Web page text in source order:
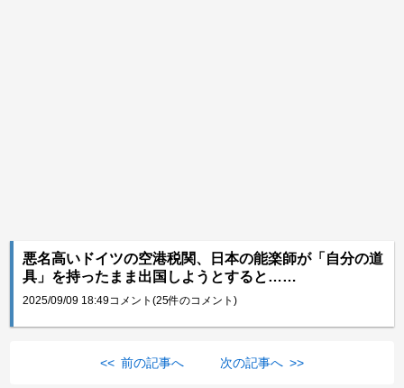
悪名高いドイツの空港税関、日本の能楽師が「自分の道
具」を持ったまま出国しようとすると……
2025/09/09 18:49コメント(25件のコメント)
<< 前の記事へ 次の記事へ >>